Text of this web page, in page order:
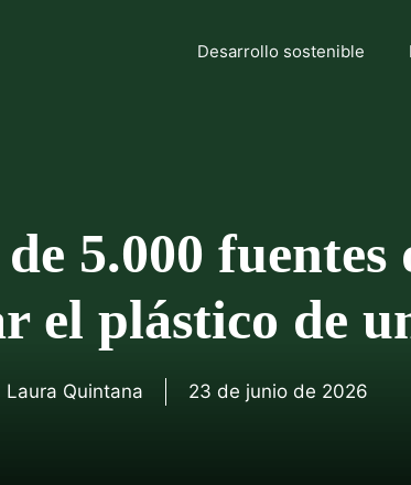
Desarrollo sostenible
5.000
el plástico de
Laura Quintana 23 de junio de 2026